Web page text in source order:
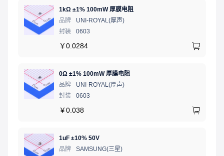
1kΩ ±1% 100mW 厚膜电阻
品牌
UNI-ROYAL(厚声)
封装
0603
￥0.0284
0Ω ±1% 100mW 厚膜电阻
品牌
UNI-ROYAL(厚声)
封装
0603
￥0.038
1uF ±10% 50V
品牌
SAMSUNG(三星)